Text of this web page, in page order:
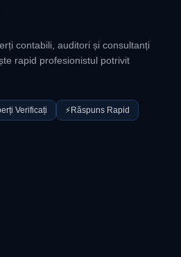
contabili, auditori și consultanți
rapid profesionistul potrivit
Verificați ⚡ Răspuns Rapid